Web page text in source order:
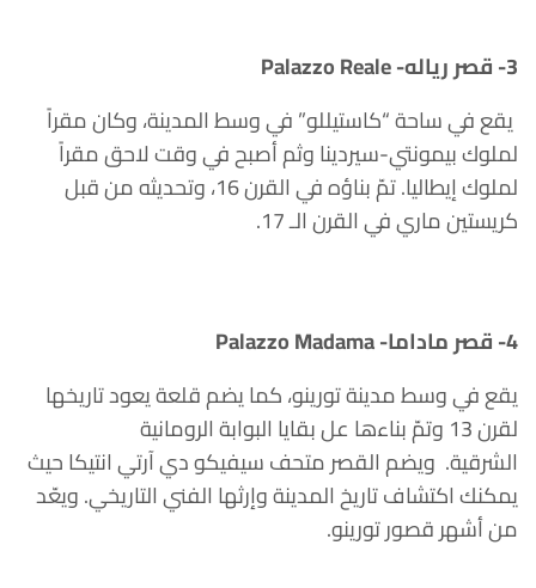
3- قصر رياله- Palazzo Reale
يقع في ساحة “كاستيللو” في وسط المدينة، وكان مقراً
لملوك بيمونتي-سيردينا وثم أصبح في وقت لاحق مقراً
لملوك إيطاليا. تمّ بناؤه في القرن 16، وتحديثه من قبل
كريستين ماري في القرن الـ 17.
4- قصر ماداما- Palazzo Madama
يقع في وسط مدينة تورينو، كما يضم قلعة يعود تاريخها
لقرن 13 وتمّ بناءها عل بقايا البوابة الرومانية
الشرقية. ويضم القصر متحف سيفيكو دي آرتي انتيكا حيث
يمكنك اكتشاف تاريخ المدينة وإرثها الفني التاريخي. ويعّد
من أشهر قصور تورينو.